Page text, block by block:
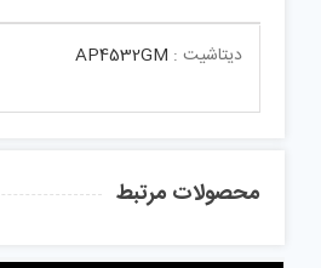
دیتاشیت : AP4532GM
محصولات مرتبط